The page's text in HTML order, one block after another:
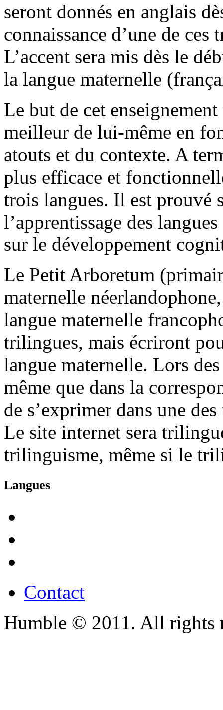
seront donnés en anglais
connaissance d’une de
L’accent sera mis dès le
la langue maternelle
Le but de cet
meilleur de lui-même en
atouts et du contexte. A
plus efficace et
trois langues. Il est prouvé
l’apprentissage des
sur le développement
Le Petit Arboretum
maternelle
langue maternelle
trilingues, mais écriront
langue maternelle. Lors
même que dans la
de s’exprimer dans une
Le site internet sera
trilinguisme, même si le
Langues
Contact
Humble © 2011. All rights